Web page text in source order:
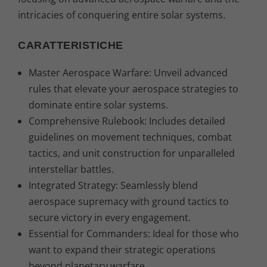
intricacies of conquering entire solar systems.
CARATTERISTICHE
Master Aerospace Warfare: Unveil advanced
rules that elevate your aerospace strategies to
dominate entire solar systems.
Comprehensive Rulebook: Includes detailed
guidelines on movement techniques, combat
tactics, and unit construction for unparalleled
interstellar battles.
Integrated Strategy: Seamlessly blend
aerospace supremacy with ground tactics to
secure victory in every engagement.
Essential for Commanders: Ideal for those who
want to expand their strategic operations